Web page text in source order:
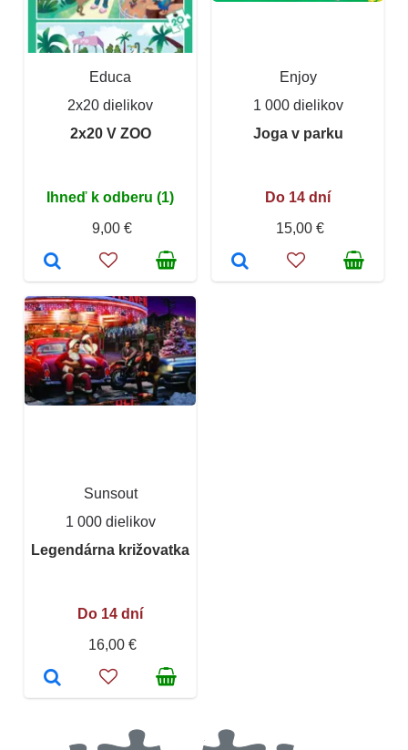
Educa
2x20 dielikov
2x20 V ZOO
Ihneď k odberu (1)
9,00 €
Enjoy
1 000 dielikov
Joga v parku
Do 14 dní
15,00 €
Sunsout
1 000 dielikov
Legendárna križovatka
Do 14 dní
16,00 €